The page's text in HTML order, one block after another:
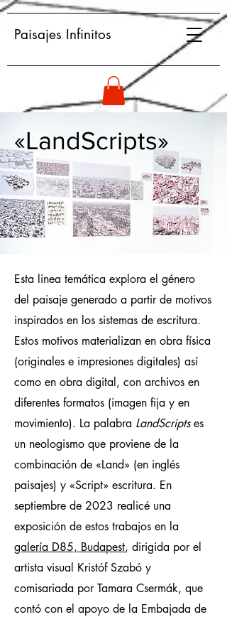
Paisajes Infinitos
«LandScripts»
Esta linea temática explora el género
del paisaje generado a partir de motivos
inspirados en los sistemas de escritura.
Estos motivos materializan en obra física
(originales e impresiones digitales) así
como en obra digital, con archivos en
diferentes formatos (imagen fija y en
movimiento). La palabra LandScriptses
un neologismo que proviene de la
combinación de «Land» (en inglés
paisajes) y «Script» escritura. En
septiembre de 2023 realicé una
exposición de estos trabajos en la
galería D85, Budapest, dirigida por el
artista visual Kristóf Szabó y
comisariada por Tamara Csermák, que
contó con el apoyo de la Embajada de